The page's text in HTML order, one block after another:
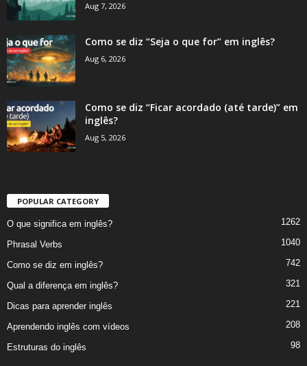
Aug 7, 2026
Como se diz “Seja o que for” em inglês?
Aug 6, 2026
Como se diz “Ficar acordado (até tarde)” em
inglês?
Aug 5, 2026
POPULAR CATEGORY
O que significa em inglês? 1262
Phrasal Verbs 1040
Como se diz em inglês? 742
Qual a diferença em inglês? 321
Dicas para aprender inglês 221
Aprendendo inglês com vídeos 208
Estruturas do inglês 98